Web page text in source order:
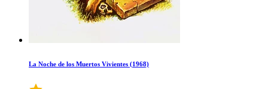
La Noche de los Muertos Vivientes (1968)